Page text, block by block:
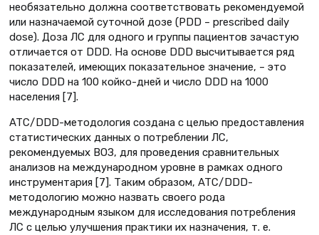
необязательно должна соответствовать рекомендуемой
или назначаемой суточной дозе (PDD – prescribed daily
dose). Доза ЛС для одного и группы пациентов зачастую
отличается от DDD. На основе DDD высчитывается ряд
показателей, имеющих показательное значение, – это
число DDD на 100 койко-дней и число DDD на 1000
населения [7].
ATC/DDD-методология создана с целью предоставления
статистических данных о потреблении ЛС,
рекомендуемых ВОЗ, для проведения сравнительных
анализов на международном уровне в рамках одного
инструментария [7]. Таким образом, ATC/DDD-
методологию можно назвать своего рода
международным языком для исследования потребления
ЛС с целью улучшения практики их назначения, т. е.